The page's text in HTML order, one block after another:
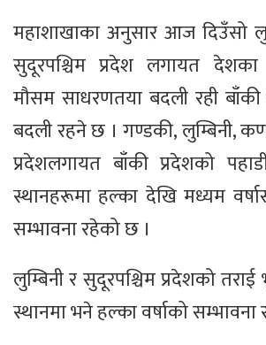
महाशाखाका अनुसार आज दिउँसो
सुदूरपश्चिम प्रदेश लगायत देशका
मौसम साधरणतया बदली रही
बदली रहने छ । गण्डकी, लुम्बिनी,
प्रदेशलगायत बाँकी प्रदेशको
स्थानहरूमा हल्का देखि मध्यम
सम्भावना रहेको छ ।
लुम्बिनी र सुदूरपश्चिम प्रदेशको
स्थानमा भने हल्का वर्षाको